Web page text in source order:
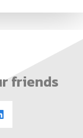
friends